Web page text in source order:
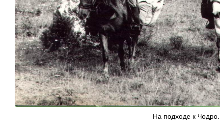
На подходе к